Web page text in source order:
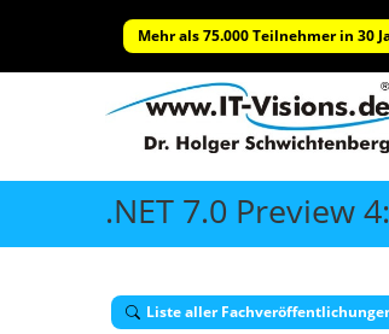
Mehr als 75.000 Teilnehmer in 30
.NET 7.0 Preview
Liste aller